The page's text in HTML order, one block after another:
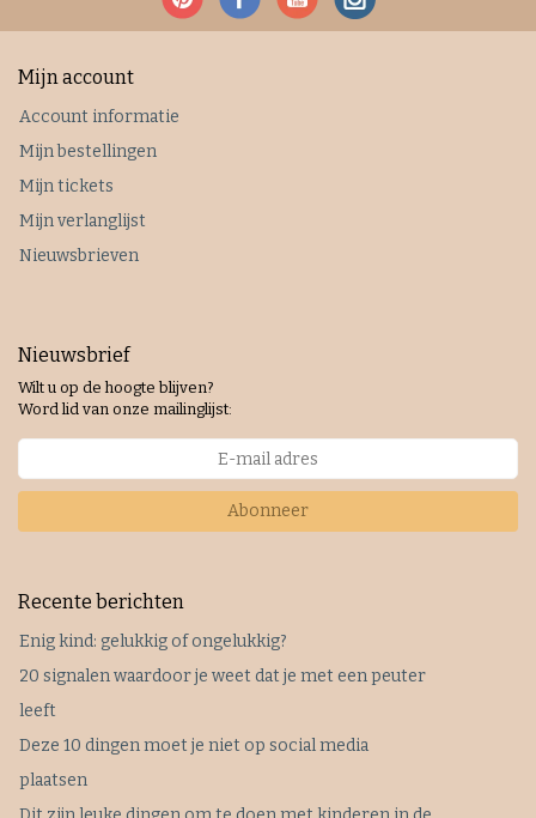
Mijn account
Account informatie
Mijn bestellingen
Mijn tickets
Mijn verlanglijst
Nieuwsbrieven
Nieuwsbrief
Wilt u op de hoogte blijven?
Word lid van onze mailinglijst:
Abonneer
Recente berichten
Enig kind: gelukkig of ongelukkig?
20 signalen waardoor je weet dat je met een peuter
leeft
Deze 10 dingen moet je niet op social media
plaatsen